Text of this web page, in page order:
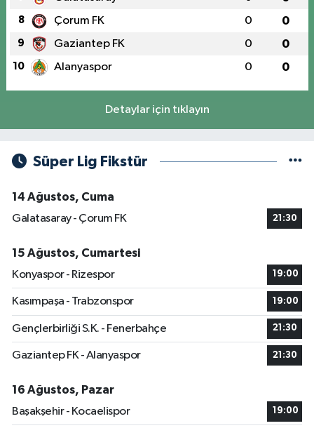
8 Çorum FK 0 0
9 Gaziantep FK 0 0
10 Alanyaspor 0 0
Detaylar için tıklayın
Süper Lig Fikstür
14 Ağustos, Cuma
Galatasaray - Çorum FK
21:30
15 Ağustos, Cumartesi
Konyaspor - Rizespor
19:00
Kasımpaşa - Trabzonspor 19:00
Gençlerbirliği S.K. - Fenerbahçe 21:30
Gaziantep FK - Alanyaspor 21:30
16 Ağustos, Pazar
Başakşehir - Kocaelispor
19:00